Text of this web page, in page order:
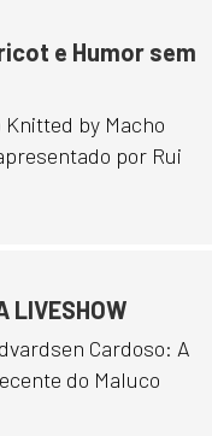
e Humor sem
by Macho
por Rui
LIVESHOW
Cardoso: A
do Maluco